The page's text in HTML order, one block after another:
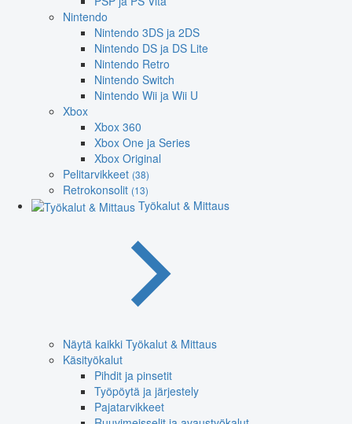
Nintendo
Nintendo 3DS ja 2DS
Nintendo DS ja DS Lite
Nintendo Retro
Nintendo Switch
Nintendo Wii ja Wii U
Xbox
Xbox 360
Xbox One ja Series
Xbox Original
Pelitarvikkeet (38)
Retrokonsolit (13)
Työkalut & Mittaus
Näytä kaikki Työkalut & Mittaus
Käsityökalut
Pihdit ja pinsetit
Työpöytä ja järjestely
Pajatarvikkeet